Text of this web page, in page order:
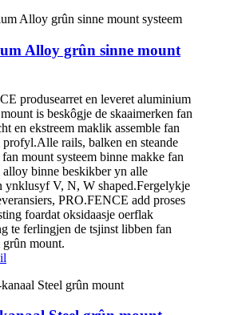
Alloy grûn sinne mount
produsearret en leveret aluminium
is beskôgje de skaaimerken fan
en ekstreem maklik assemble fan
rails, balken en steande
mount systeem binne makke fan
binne beskikber yn alle
ynklusyf V, N, W shaped.Fergelykje
PRO.FENCE add proses
foardat oksidaasje oerflak
te ferlingjen de tsjinst libben fan
mount.